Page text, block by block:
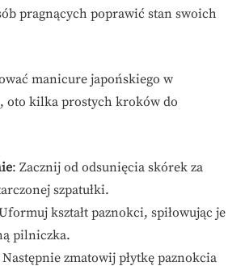
pragnących poprawić stan swoich
manicure japońskiego w
oto kilka prostych kroków do
: Zacznij od odsunięcia skórek za
szpatułki.
kształt paznokci, spiłowując je
pilniczka.
Następnie zmatowij płytkę paznokcia